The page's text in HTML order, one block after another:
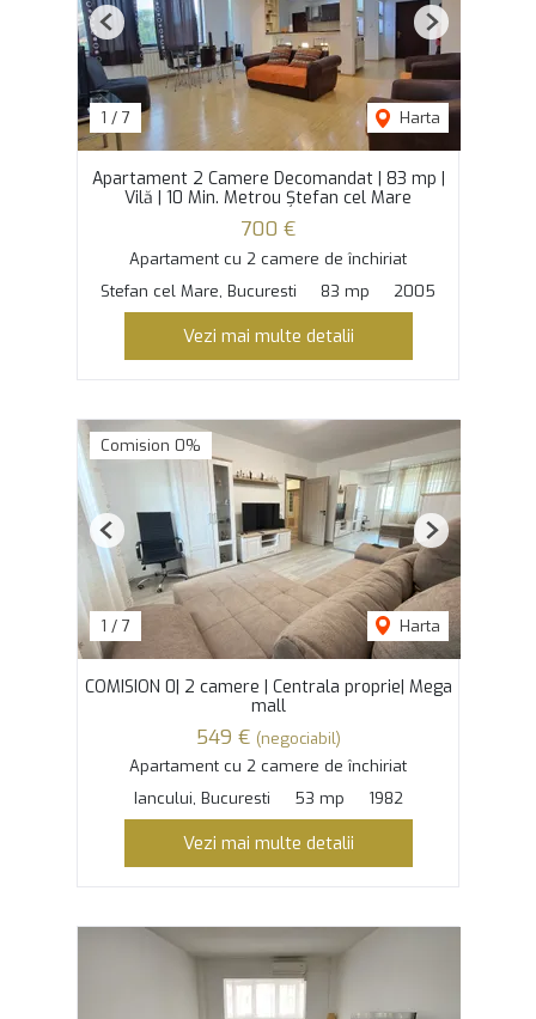
1 / 7 Harta
Previous Next
Apartament 2 Camere Decomandat | 83 mp |
Vilă | 10 Min. Metrou Ștefan cel Mare
700 €
Apartament cu 2 camere de închiriat
Stefan cel Mare, Bucuresti
83 mp 2005
Vezi mai multe detalii
Comision 0%
1 / 7 Harta
Previous Next
COMISION 0| 2 camere | Centrala proprie| Mega
mall
549 € (negociabil)
Apartament cu 2 camere de închiriat
Iancului, Bucuresti
53 mp 1982
Vezi mai multe detalii